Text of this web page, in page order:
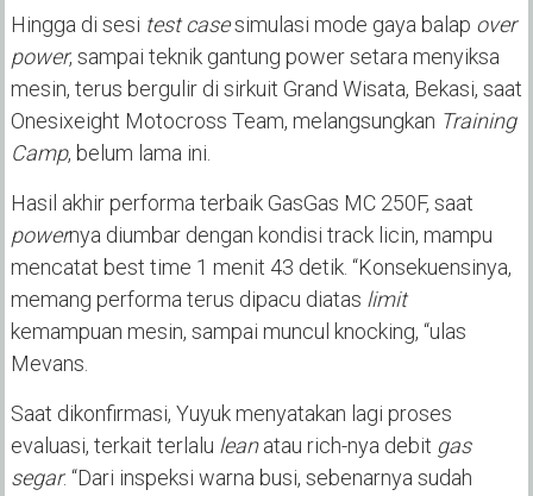
Hingga di sesi test casesimulasi mode gaya balap over
power, sampai teknik gantung power setara menyiksa
mesin, terus bergulir di sirkuit Grand Wisata, Bekasi, saat
Onesixeight Motocross Team, melangsungkan Training
Camp, belum lama ini.
Hasil akhir performa terbaik GasGas MC 250F, saat
powernya diumbar dengan kondisi track licin, mampu
mencatat best time 1 menit 43 detik. “Konsekuensinya,
memang performa terus dipacu diatas limit
kemampuan mesin, sampai muncul knocking, “ulas
Mevans.
Saat dikonfirmasi, Yuyuk menyatakan lagi proses
evaluasi, terkait terlalu leanatau rich-nya debit gas
segar. “Dari inspeksi warna busi, sebenarnya sudah